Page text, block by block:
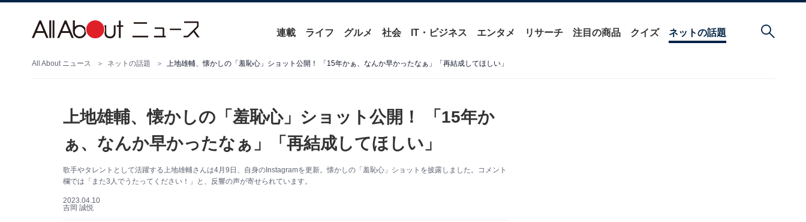
連載 ライフ グルメ 社会 IT・ビジネス エンタメ リサーチ 注目の商品 クイズ ネットの話題
All About ニュース ネットの話題 上地雄輔、懐かしの「羞恥心」ショット公開！ 「15年かぁ、なんか早かったなぁ」「再結成してほしい」
上地雄輔、懐かしの「羞恥心」ショット公開！ 「15年か
ぁ、なんか早かったなぁ」「再結成してほしい」
歌手やタレントとして活躍する上地雄輔さんは4月9日、自身のInstagramを更新。懐かしの「羞恥心」ショットを披露しました。コメント
欄では「また3人でうたってください！」と、反響の声が寄せられています。
2023.04.10
吉岡 誠悦